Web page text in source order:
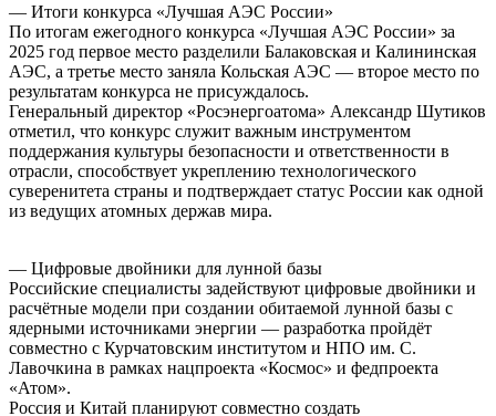
— Итоги конкурса «Лучшая АЭС России»
По итогам ежегодного конкурса «Лучшая АЭС России» за
2025 год первое место разделили Балаковская и Калининская
АЭС, а третье место заняла Кольская АЭС — второе место по
результатам конкурса не присуждалось.
Генеральный директор «Росэнергоатома» Александр Шутиков
отметил, что конкурс служит важным инструментом
поддержания культуры безопасности и ответственности в
отрасли, способствует укреплению технологического
суверенитета страны и подтверждает статус России как одной
из ведущих атомных держав мира.
— Цифровые двойники для лунной базы
Российские специалисты задействуют цифровые двойники и
расчётные модели при создании обитаемой лунной базы с
ядерными источниками энергии — разработка пройдёт
совместно с Курчатовским институтом и НПО им. С.
Лавочкина в рамках нацпроекта «Космос» и федпроекта
«Атом».
Россия и Китай планируют совместно создать